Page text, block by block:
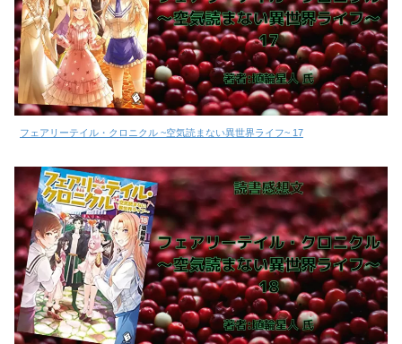
フェアリーテイル・クロニクル ~空気読まない異世界ライフ~ 17